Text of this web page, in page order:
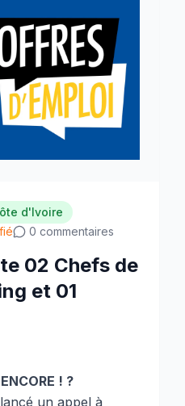
d'Ivoire
0 commentaires
02 Chefs de
et 01
! ?
un appel à